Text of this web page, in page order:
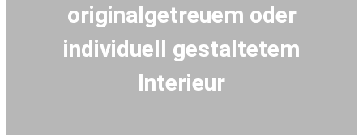
originalgetreuem oder
individuell gestaltetem
Interieur